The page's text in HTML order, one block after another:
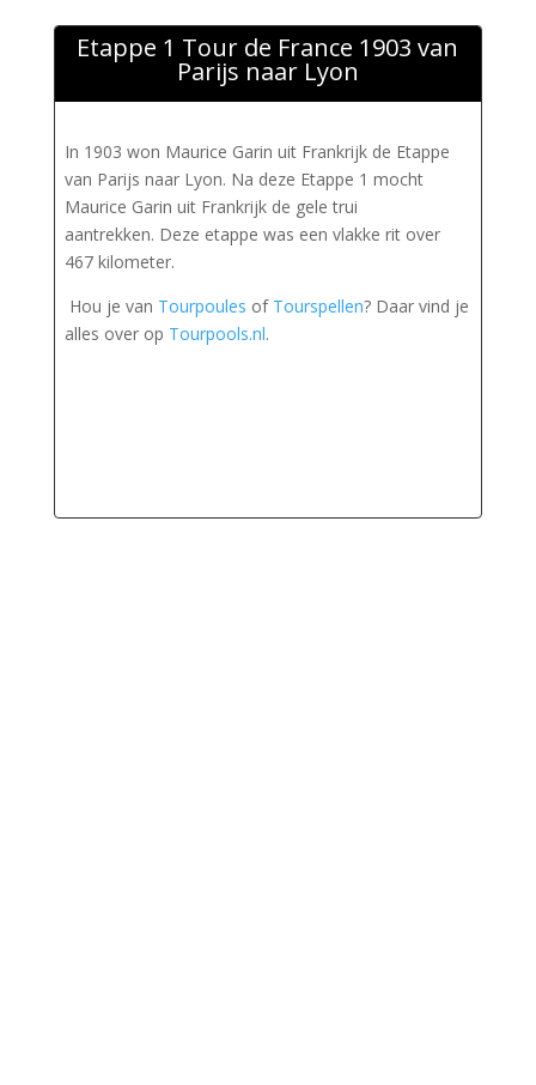
Etappe 1 Tour de France 1903 van
Parijs naar Lyon
In 1903 won Maurice Garin uit Frankrijk de Etappe
van Parijs naar Lyon. Na deze Etappe 1 mocht
Maurice Garin uit Frankrijk de gele trui
aantrekken. Deze etappe was een vlakke rit over
467 kilometer.
Hou je van Tourpoules of Tourspellen? Daar vind je
alles over op Tourpools.nl.